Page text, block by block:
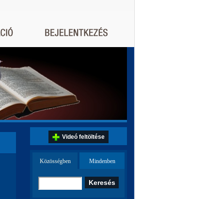
Videó feltöltése
Közösségben Mindenben